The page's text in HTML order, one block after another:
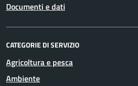
Documenti e dati
CATEGORIE DI SERVIZIO
Agricoltura e pesca
Ambiente